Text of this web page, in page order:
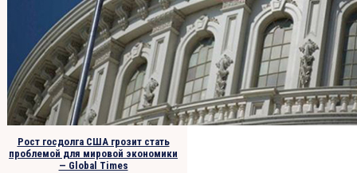
Рост госдолга США грозит стать
проблемой для мировой экономики
— Global Times